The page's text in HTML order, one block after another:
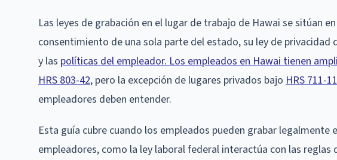
Las leyes de grabación en el lugar de trabajo de Hawai se sitúan
consentimiento de una sola parte del estado, su ley de
y las políticas del empleador. Los empleados en Hawai tienen
HRS 803-42, pero la excepción de lugares privados bajo HRS 711-
empleadores deben entender.
Esta guía cubre cuando los empleados pueden grabar
empleadores, como la ley laboral federal interactúa con las